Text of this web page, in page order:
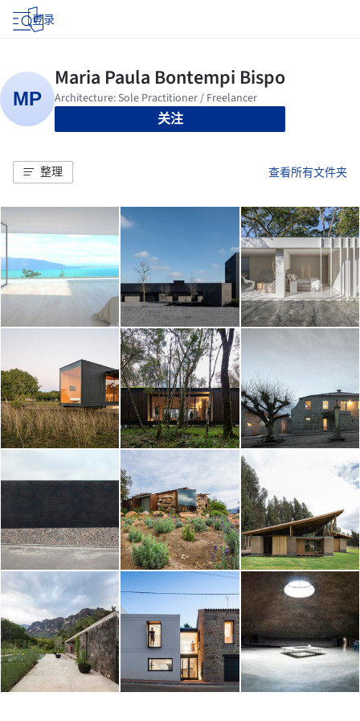
登录
关注
整理 查看所有文件夹